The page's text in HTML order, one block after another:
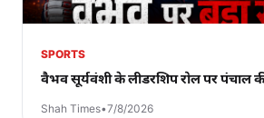
SPORTS
वैभव सूर्यवंशी के लीडरशिप रोल पर पंचाल
Shah Times•7/8/2026